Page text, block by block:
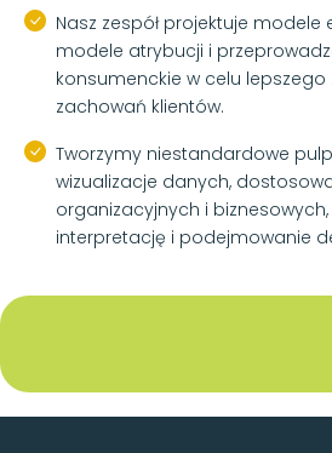
Nasz zespół projektuje modele
modele atrybucji i
konsumenckie w celu lepszego
zachowań klientów.
Tworzymy niestandardowe
wizualizacje danych,
organizacyjnych i biznesowych,
interpretację i podejmowanie